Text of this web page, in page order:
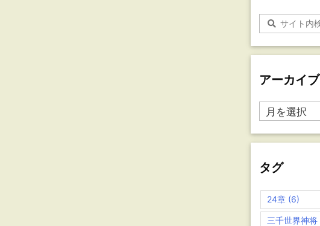
アーカイブ
ア
ー
カ
ブ
タグ
24章 (6)
三千世界神将